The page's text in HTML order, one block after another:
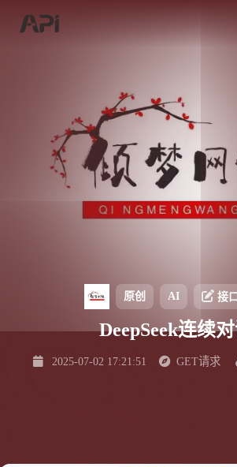
原创 AI 接
DeepSeek连续
2025-07-02 17:21:51 GET请求